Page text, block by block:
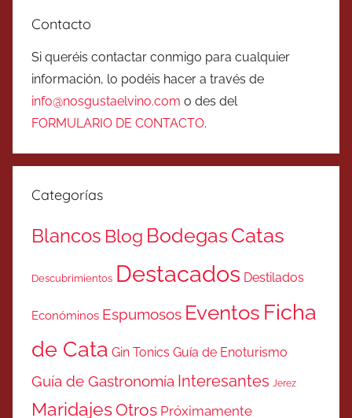
Contacto
Si queréis contactar conmigo para cualquier
información, lo podéis hacer a través de
info@nosgustaelvino.com o des del
FORMULARIO DE CONTACTO.
Categorías
Blancos Blog BodegasCatas
Descubrimientos Destacados Destilados
Económinos Espumosos Eventos Ficha
de Cata Gin Tonics Guía de Enoturismo
Guía de Gastronomía Interesantes Jerez
MaridajesOtros Próximamente